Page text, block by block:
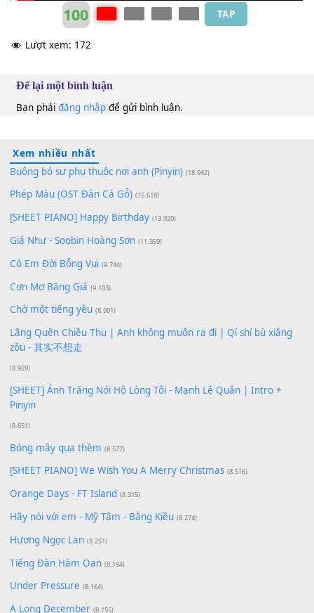
100
Lượt xem: 172
Để lại một bình luận
Bạn phảiđăng nhậpđể gửi bình luận.
Xem nhiều nhất
Buông bỏ sự phụ thuộc nơi anh (Pinyin) (18.942)
[SHEET PIANO] Happy Birthday (13.920)
Giá Như - Soobin Hoàng Sơn
Lãng Quên Chiều Thu | Anh không muốn ra đi | Qí shí bù
zǒu - 其实不想走
Pinyin